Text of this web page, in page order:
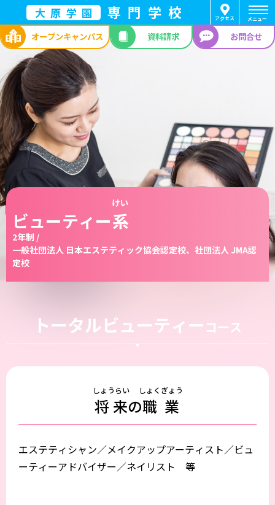
大原学園 専門学校 アクセス メニュー
オープンキャンパス 資料請求 お問合せ
ビューティー系
けい
2年制 /
一般社団法人 日本エステティック協会認定校、社団法人 JMA認
定校
トータルビューティー コース
将来
しょうらい
の職業
しょくぎょう
エステティシャン／メイクアップアーティスト／ビュ
ーティーアドバイザー／ネイリスト 等